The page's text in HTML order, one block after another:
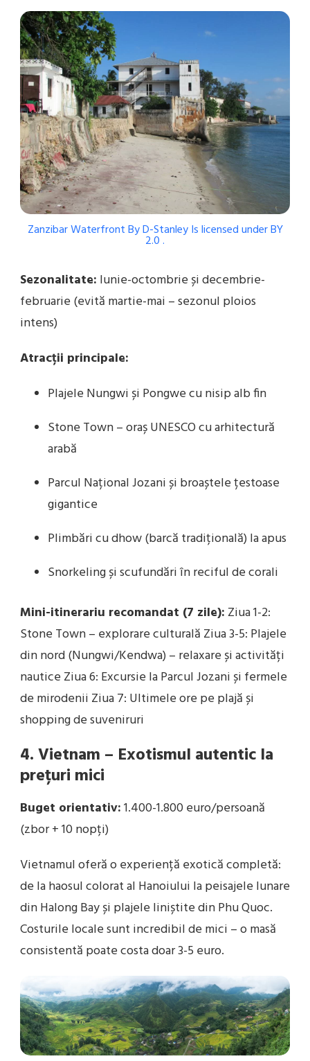
Zanzibar WaterfrontByD-StanleyIs licensed underBY
2.0.
Sezonalitate: Iunie-octombrie și decembrie-
februarie (evită martie-mai – sezonul ploios
intens)
Atracții principale:
Plajele Nungwi și Pongwe cu nisip alb fin
Stone Town – oraș UNESCO cu arhitectură
arabă
Parcul Național Jozani și broaștele țestoase
gigantice
Plimbări cu dhow (barcă tradițională) la apus
Snorkeling și scufundări în reciful de corali
Mini-itinerariu recomandat (7 zile): Ziua 1-2:
Stone Town – explorare culturală Ziua 3-5: Plajele
din nord (Nungwi/Kendwa) – relaxare și activități
nautice Ziua 6: Excursie la Parcul Jozani și fermele
de mirodenii Ziua 7: Ultimele ore pe plajă și
shopping de suveniruri
4. Vietnam – Exotismul autentic la
prețuri mici
Buget orientativ:1.400-1.800 euro/persoană
(zbor + 10 nopți)
Vietnamul oferă o experiență exotică completă:
de la haosul colorat al Hanoiului la peisajele lunare
din Halong Bay și plajele liniștite din Phu Quoc.
Costurile locale sunt incredibil de mici – o masă
consistentă poate costa doar 3-5 euro.